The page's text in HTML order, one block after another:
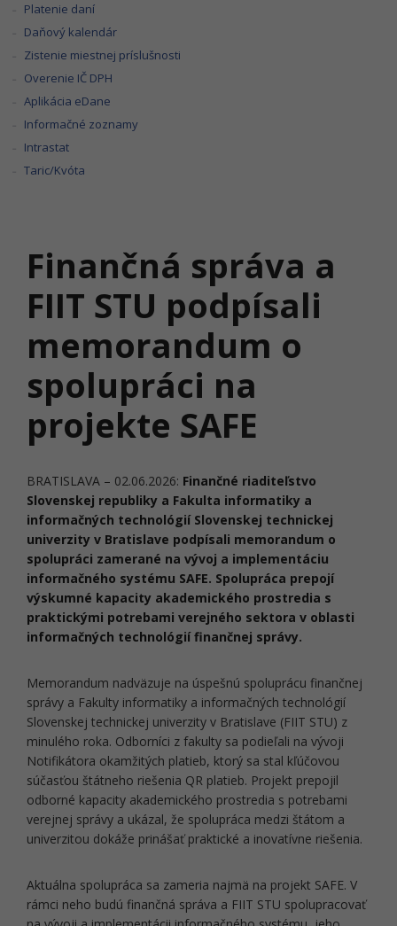
Platenie daní
Daňový kalendár
Zistenie miestnej príslušnosti
Overenie IČ DPH
Aplikácia eDane
Informačné zoznamy
Intrastat
Taric/Kvóta
Finančná správa a
FIIT STU podpísali
memorandum o
spolupráci na
projekte SAFE
BRATISLAVA – 02.06.2026: Finančné riaditeľstvo
Slovenskej republiky a Fakulta informatiky a
informačných technológií Slovenskej technickej
univerzity v Bratislave podpísali memorandum o
spolupráci zamerané na vývoj a implementáciu
informačného systému SAFE. Spolupráca prepojí
výskumné kapacity akademického prostredia s
praktickými potrebami verejného sektora v oblasti
informačných technológií finančnej správy.
Memorandum nadväzuje na úspešnú spoluprácu finančnej
správy a Fakulty informatiky a informačných technológií
Slovenskej technickej univerzity v Bratislave (FIIT STU) z
minulého roka. Odborníci z fakulty sa podieľali na vývoji
Notifikátora okamžitých platieb, ktorý sa stal kľúčovou
súčasťou štátneho riešenia QR platieb. Projekt prepojil
odborné kapacity akademického prostredia s potrebami
verejnej správy a ukázal, že spolupráca medzi štátom a
univerzitou dokáže prinášať praktické a inovatívne riešenia.
Aktuálna spolupráca sa zameria najmä na projekt SAFE. V
rámci neho budú finančná správa a FIIT STU spolupracovať